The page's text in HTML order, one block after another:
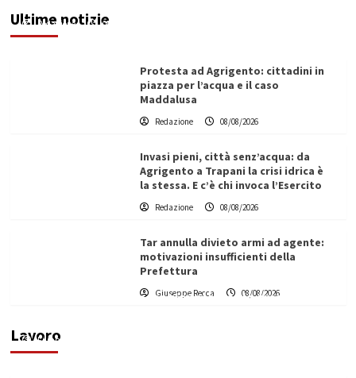
Ultime notizie
Redazione 08/08/2026
Protesta ad Agrigento: cittadini in
piazza per l’acqua e il caso
Maddalusa
Redazione 08/08/2026
Invasi pieni, città senz’acqua: da
Agrigento a Trapani la crisi idrica è
la stessa. E c’è chi invoca l’Esercito
Redazione 08/08/2026
Tar annulla divieto armi ad agente:
motivazioni insufficienti della
Prefettura
Giuseppe Recca 08/08/2026
Lavoro
L’ingegnere saccense Buscarnera partner chiave
di un progetto transnazionale per la transizione
Filippo Cardinale